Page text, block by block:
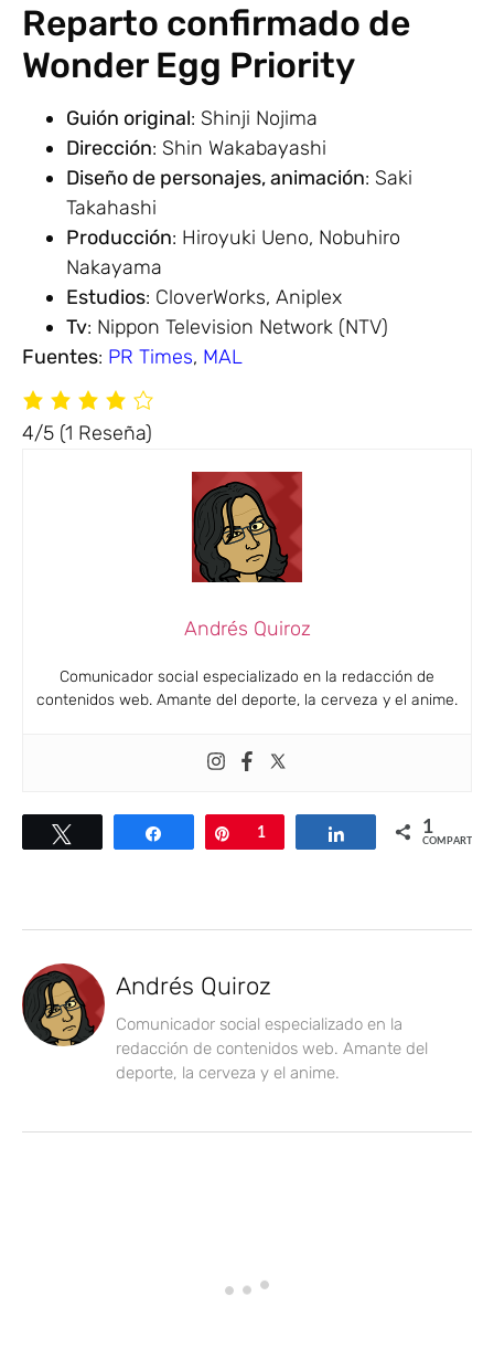
Reparto confirmado de
Wonder Egg Priority
Guión original: Shinji Nojima
Dirección: Shin Wakabayashi
Diseño de personajes, animación: Saki
Takahashi
Producción: Hiroyuki Ueno, Nobuhiro
Nakayama
Estudios: CloverWorks, Aniplex
Tv: Nippon Television Network (NTV)
Fuentes: PR Times, MAL
4/5 (1 Reseña)
Andrés Quiroz
Comunicador social especializado en la redacción de
contenidos web. Amante del deporte, la cerveza y el anime.
Compartir Pin
1 Compartir1
COMPARTIR
Andrés Quiroz
Comunicador social especializado en la
redacción de contenidos web. Amante del
deporte, la cerveza y el anime.